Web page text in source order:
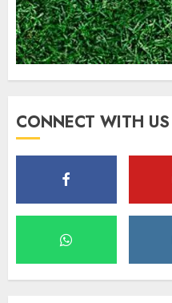
CONNECT WITH US